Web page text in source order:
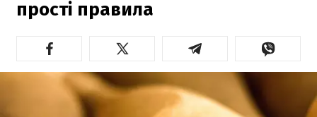
прості правила